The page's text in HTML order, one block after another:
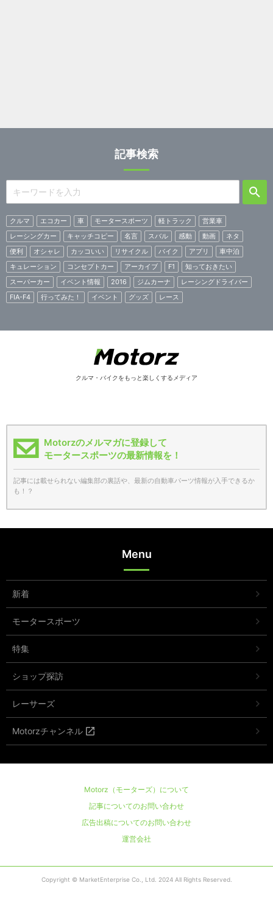
記事検索
クルマ エコカー 車 モータースポーツ 軽トラック
営業車
レーシングカー
キャッチコピー 名言 スバル 感動 動画
ネタ
便利
オシャレ カッコいい リサイクル バイク アプリ
車中泊
キュレーション
コンセプトカー アーカイブ F1
知っておきたい
スーパーカー
イベント情報 2016 ジムカーナ
レーシングドライバー
FIA-F4
行ってみた！ イベント グッズ レース
クルマ・バイクをもっと楽しくするメディア
Motorzのメルマガに登録して
モータースポーツの最新情報を！
記事には載せられない編集部の裏話や、最新の自動車パーツ情報が入手できるか
も！？
Menu
新着
モータースポーツ
特集
ショップ探訪
レーサーズ
Motorzチャンネル
Motorz（モーターズ）について
記事についてのお問い合わせ
広告出稿についてのお問い合わせ
運営会社
Copyright © MarketEnterprise Co., Ltd. 2024 All Rights Reserved.